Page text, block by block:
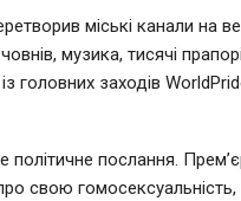
міські канали на
музика, тисячі
головних заходів
послання.
свою